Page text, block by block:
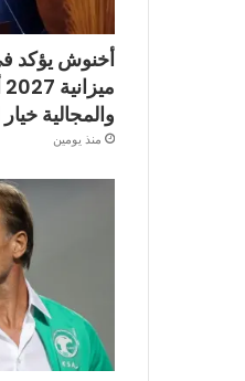
أخنوش يؤكد
والمجالية
منذ يومين